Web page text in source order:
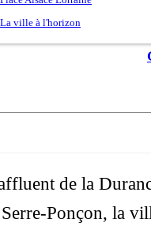
de la
Ponçon, la